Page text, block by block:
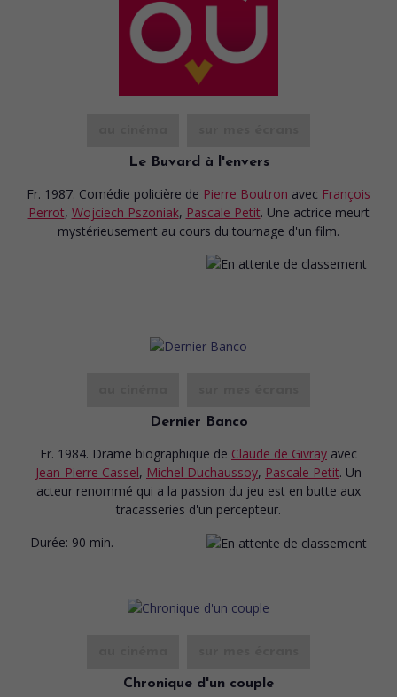
Le Buvard à l'envers
Fr. 1987. Comédie policière de Pierre Boutron avec François
Perrot, Wojciech Pszoniak, Pascale Petit. Une actrice meurt
mystérieusement au cours du tournage d'un film.
Dernier Banco
Fr. 1984. Drame biographique de Claude de Givray avec
Jean-Pierre Cassel, Michel Duchaussoy, Pascale Petit. Un
acteur renommé qui a la passion du jeu est en butte aux
tracasseries d'un percepteur.
Durée: 90 min.
Chronique d'un couple